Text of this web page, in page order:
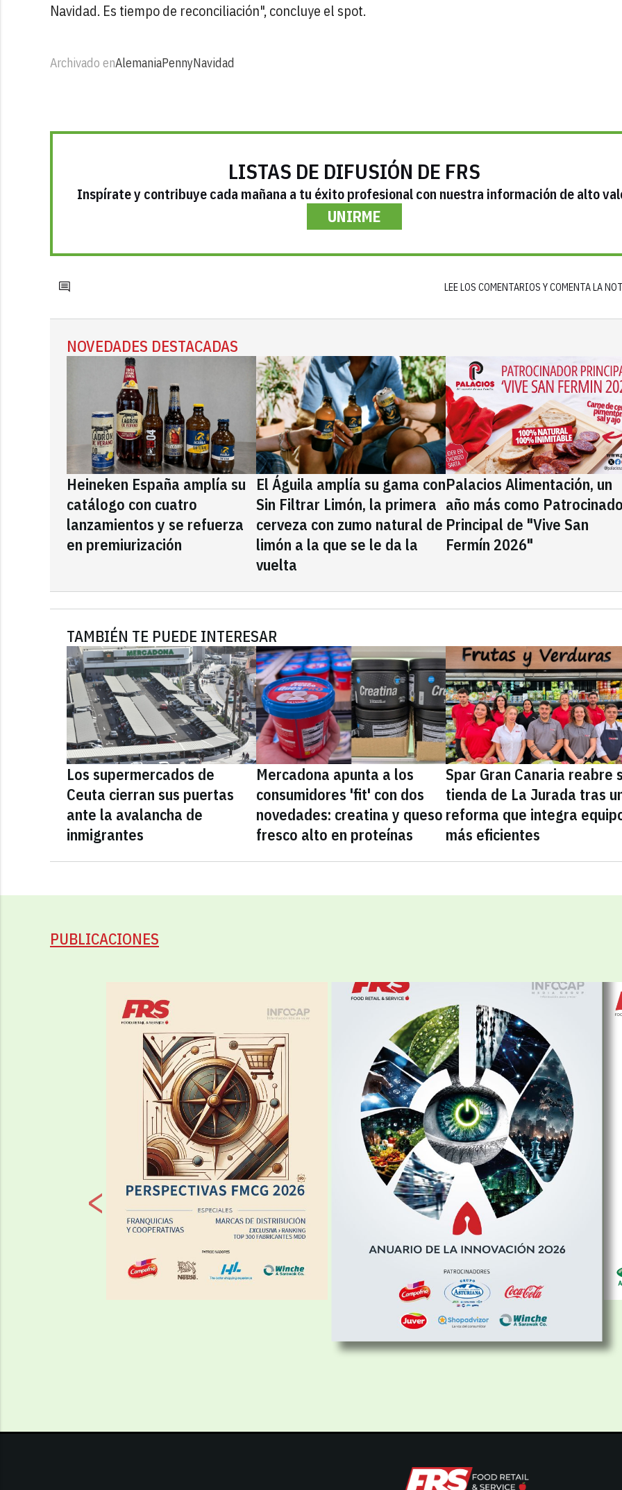
Navidad. Es tiempo de reconciliación", concluye el spot.
Archivado enAlemaniaPennyNavidad
LISTAS DE DIFUSIÓN DE FRS
Inspírate y contribuye cada mañana a tu éxito profesional con nuestra información de alto
UNIRME
LEE LOS COMENTARIOS Y COMENTA LA
NOVEDADES DESTACADAS
Heineken España amplía su
catálogo con cuatro
lanzamientos y se refuerza
en premiurización
El Águila amplía su gama con
Sin Filtrar Limón, la primera
cerveza con zumo natural de
limón a la que se le da la
vuelta
Palacios Alimentación, un
año más como
Principal de "Vive San
Fermín 2026"
TAMBIÉN TE PUEDE INTERESAR
Los supermercados de
Ceuta cierran sus puertas
ante la avalancha de
inmigrantes
Mercadona apunta a los
consumidores 'fit' con dos
novedades: creatina y queso
fresco alto en proteínas
Spar Gran Canaria reabre
tienda de La Jurada tras
reforma que integra
más eficientes
PUBLICACIONES